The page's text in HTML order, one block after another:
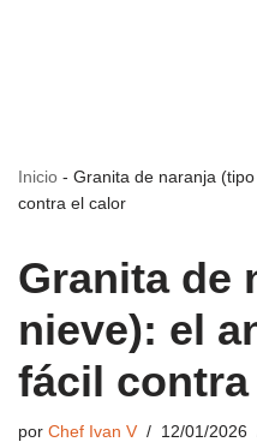
Inicio - Granita de naranja
contra el calor
Granita de
nieve): el
fácil
por Chef Ivan V 12/01/2026